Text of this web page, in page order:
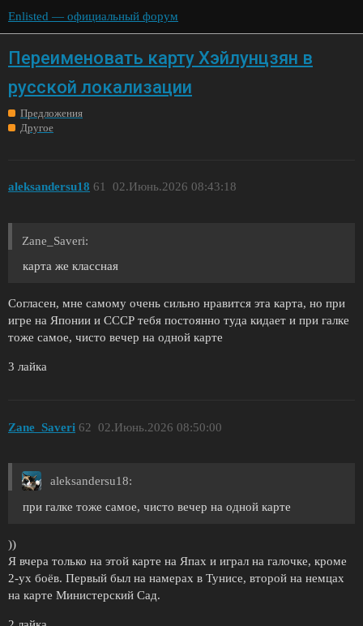
Enlisted — официальный форум
Переименовать карту Хэйлунцзян в
русской локализации
Предложения
Другое
aleksandersu18 02.Июнь.2026 08:43:18
61
Zane_Saveri:
карта же классная
Согласен, мне самому очень сильно нравится эта карта, но при
игре на Японии и СССР тебя постоянно туда кидает и при галке
тоже самое, чисто вечер на одной карте
3 лайка
Zane_Saveri 02.Июнь.2026 08:50:00
62
aleksandersu18:
при галке тоже самое, чисто вечер на одной карте
))
Я вчера только на этой карте на Япах и играл на галочке, кроме
2-ух боёв. Первый был на намерах в Тунисе, второй на немцах
на карте Министерский Сад.